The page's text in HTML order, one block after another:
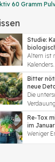
60 Gramm
Studie:
Altern ist
Kalenders.
Bitter
neue
Die
Re-Tox
im
Weniger